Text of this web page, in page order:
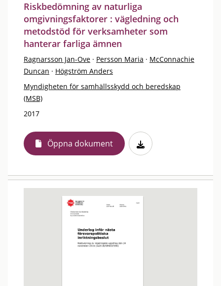
Riskbedömning av naturliga
omgivningsfaktorer : vägledning och
metodstöd för verksamheter som
hanterar farliga ämnen
Ragnarsson Jan-Ove · Persson Maria · McConnachie
Duncan · Högström Anders
Myndigheten för samhällsskydd och beredskap
(MSB)
2017
Öppna dokument